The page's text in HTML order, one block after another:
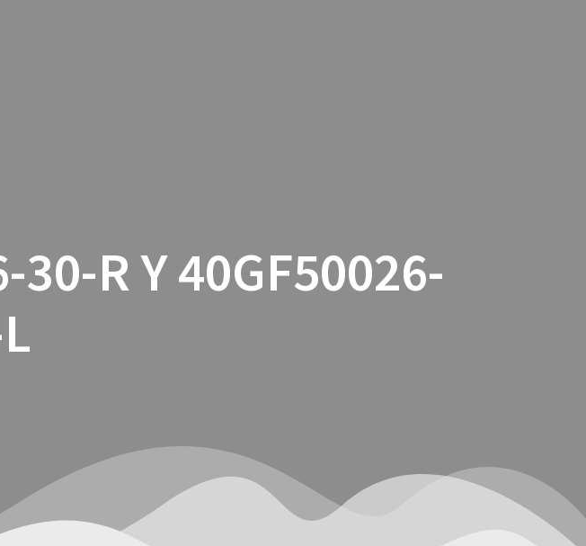
30-R Y 40GF50026-